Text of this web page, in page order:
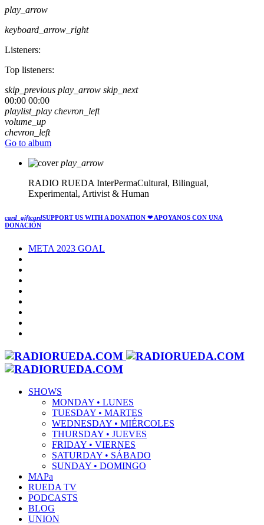
play_arrow
keyboard_arrow_right
Listeners:
Top listeners:
skip_previous play_arrow skip_next
00:00 00:00
playlist_play chevron_left
volume_up
chevron_left
Go to album
play_arrow
RADIO RUEDA InterPermaCultural, Bilingual,
Experimental, Artivist & Human
card_giftcardSUPPORT US WITH A DONATION ❤ APOYANOS CON UNA
DONACIÓN
META 2023 GOAL
SHOWS
MONDAY • LUNES
TUESDAY • MARTES
WEDNESDAY • MIÉRCOLES
THURSDAY • JUEVES
FRIDAY • VIERNES
SATURDAY • SÁBADO
SUNDAY • DOMINGO
MAPa
RUEDA TV
PODCASTS
BLOG
UNION